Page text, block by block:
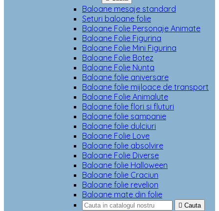
Baloane mesaje standard
Seturi baloane folie
Baloane Folie Personaje Animate
Baloane Folie Figurina
Baloane Folie Mini Figurina
Baloane Folie Botez
Baloane Folie Nunta
Baloane folie aniversare
Baloane folie mijloace de transport
Baloane Folie Animalute
Baloane folie flori si fluturi
Baloane folie sampanie
Baloane folie dulciuri
Baloane Folie Love
Baloane folie absolvire
Baloane Folie Diverse
Baloane folie Halloween
Baloane folie Craciun
Baloane folie revelion
Baloane mate din folie
 Cauta